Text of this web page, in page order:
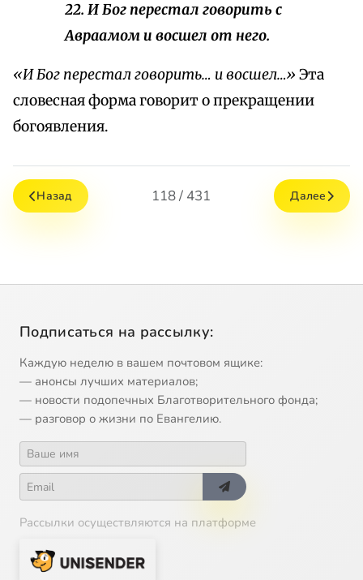
22. И Бог перестал говорить с
Авраамом и восшел от него.
«И Бог перестал говорить… и восшел…» Эта
словесная форма говорит о прекращении
богоявления.
Назад 118 / 431 Далее
Подписаться на рассылку:
Каждую неделю в вашем почтовом ящике:
— анонсы лучших материалов;
— новости подопечных Благотворительного фонда;
— разговор о жизни по Евангелию.
Рассылки осуществляются на платформе